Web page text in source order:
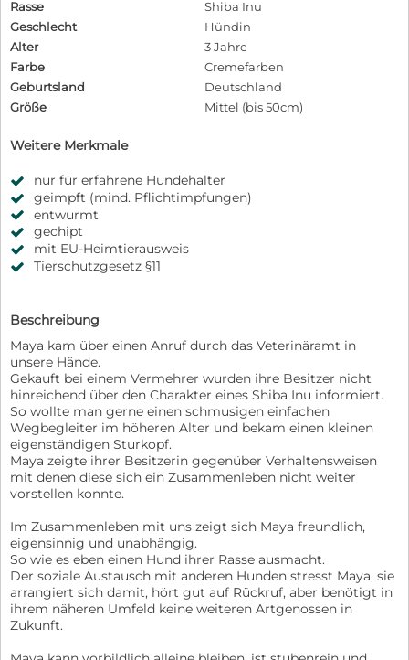
Rasse
Shiba Inu
Geschlecht
Hündin
Alter
3 Jahre
Farbe
Cremefarben
Geburtsland
Deutschland
Größe
Mittel (bis 50cm)
Weitere Merkmale
nur für erfahrene Hundehalter
geimpft (mind. Pflichtimpfungen)
entwurmt
gechipt
mit EU-Heimtierausweis
Tierschutzgesetz §11
Beschreibung
Maya kam über einen Anruf durch das Veterinäramt in
unsere Hände.
Gekauft bei einem Vermehrer wurden ihre Besitzer nicht
hinreichend über den Charakter eines Shiba Inu informiert.
So wollte man gerne einen schmusigen einfachen
Wegbegleiter im höheren Alter und bekam einen kleinen
eigenständigen Sturkopf.
Maya zeigte ihrer Besitzerin gegenüber Verhaltensweisen
mit denen diese sich ein Zusammenleben nicht weiter
vorstellen konnte.
Im Zusammenleben mit uns zeigt sich Maya freundlich,
eigensinnig und unabhängig.
So wie es eben einen Hund ihrer Rasse ausmacht.
Der soziale Austausch mit anderen Hunden stresst Maya, sie
arrangiert sich damit, hört gut auf Rückruf, aber benötigt in
ihrem näheren Umfeld keine weiteren Artgenossen in
Zukunft.